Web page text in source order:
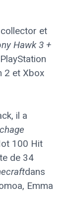
et
Hawk 3 +
2 et Xbox
il a
100 Hit
de 34
dans
Emma